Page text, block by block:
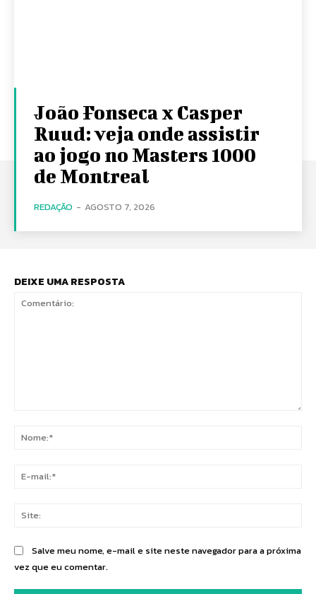
João Fonseca x Casper
Ruud: veja onde assistir
ao jogo no Masters 1000
de Montreal
REDAÇÃO - AGOSTO 7, 2026
DEIXE UMA RESPOSTA
Salve meu nome, e-mail e site neste navegador para a próxima
vez que eu comentar.